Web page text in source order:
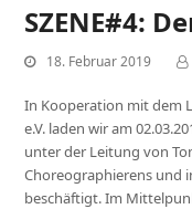
SZENE#4:
18. Februar 2019
In Kooperation mit dem
e.V. laden wir am
unter der Leitung von
Choreographierens und
beschäftigt. Im